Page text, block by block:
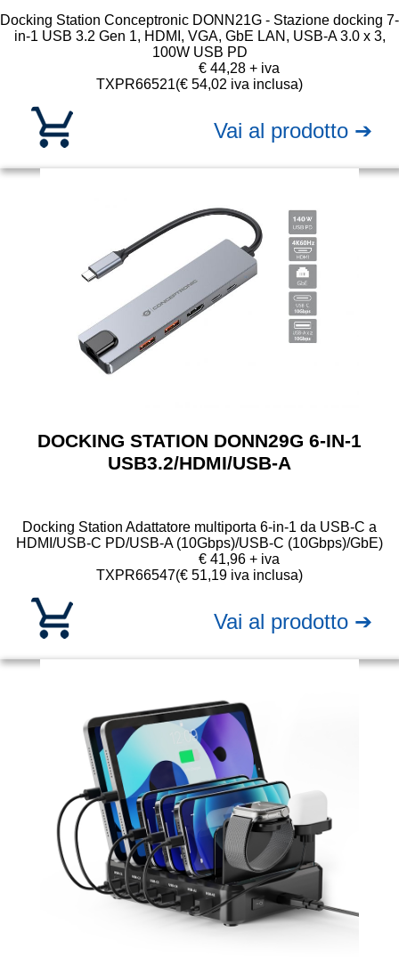
Docking Station Conceptronic DONN21G - Stazione docking 7-
in-1 USB 3.2 Gen 1, HDMI, VGA, GbE LAN, USB-A 3.0 x 3,
100W USB PD
TXPR66521
€ 44,28 + iva
(€ 54,02 iva inclusa)
Vai al prodotto ➔
DOCKING STATION DONN29G 6-IN-1
USB3.2/HDMI/USB-A
Docking Station Adattatore multiporta 6-in-1 da USB-C a
HDMI/USB-C PD/USB-A (10Gbps)/USB-C (10Gbps)/GbE)
TXPR66547
€ 41,96 + iva
(€ 51,19 iva inclusa)
Vai al prodotto ➔